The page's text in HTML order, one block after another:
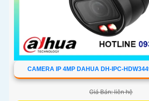
CAMERA IP 4MP DAHUA DH-IPC-
Giá Bán: liên hệ